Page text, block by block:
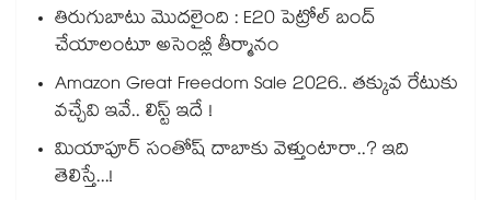
తిరుగుబాటు మొదలైంది : E20 పెట్రోల్ బంద్
చేయాలంటూ అసెంబ్లీ తీర్మానం
Amazon Great Freedom Sale 2026.. తక్కువ రేటుకు
వచ్చేవి ఇవే.. లిస్ట్ ఇదే !
మియాపూర్ సంతోష్ దాబాకు వెళ్తుంటారా..? ఇది
తెలిస్తే...!